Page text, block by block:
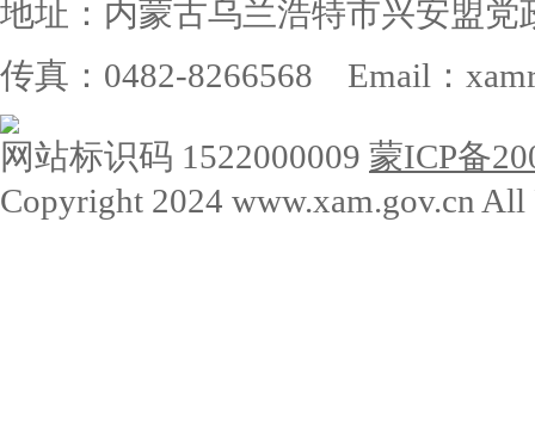
地址：内蒙古乌兰浩特市兴安盟党
传真：0482-8266568 Email：
网站标识码 1522000009 蒙ICP备
Copyright 2024 www.xam.gov.cn All